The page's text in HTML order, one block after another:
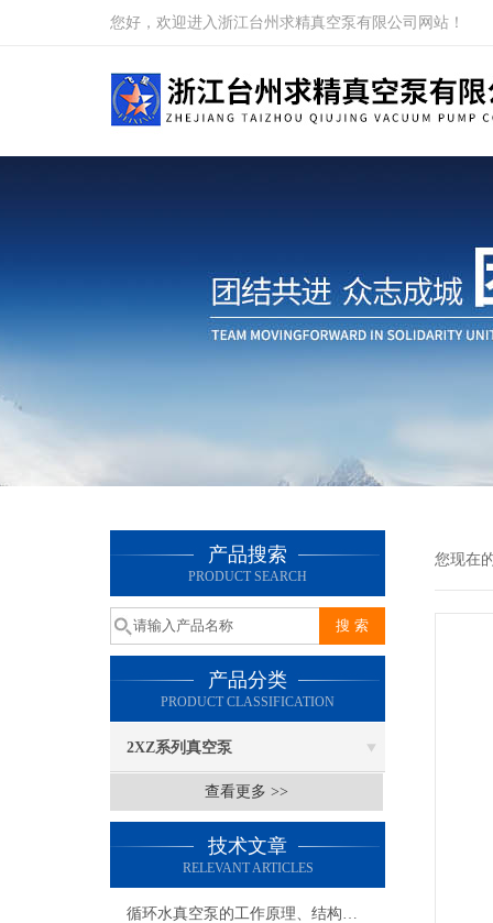
您好，欢迎进入浙江台州求精真空泵有限公司网站！
产品搜索
PRODUCT SEARCH
产品分类
PRODUCT CLASSIFICATION
2XZ系列真空泵
查看更多 >>
技术文章
RELEVANT ARTICLES
循环水真空泵的工作原理、结构特征及核心优势全解析
您现在